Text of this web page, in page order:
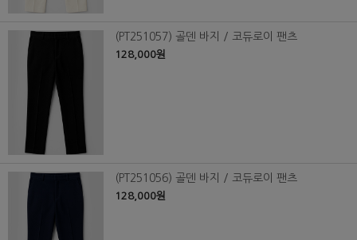
(PT251057) 골덴 바지 / 코듀로이 팬츠
128,000원
(PT251056) 골덴 바지 / 코듀로이 팬츠
128,000원